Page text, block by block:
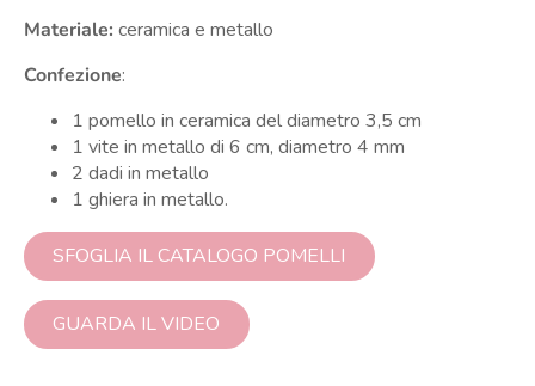
Materiale: ceramica e metallo
Confezione:
1 pomello in ceramica del diametro 3,5 cm
1 vite in metallo di 6 cm, diametro 4 mm
2 dadi in metallo
1 ghiera in metallo.
SFOGLIA IL CATALOGO POMELLI
GUARDA IL VIDEO